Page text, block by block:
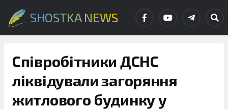
SHOSTKA NEWS
Співробітники ДСНС
ліквідували загоряння
житлового будинку у